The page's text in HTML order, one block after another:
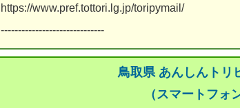
https://www.pref.tottori.lg.jp/toripymail/
------------------------------
鳥取県 あんしんトリ
（スマートフォ